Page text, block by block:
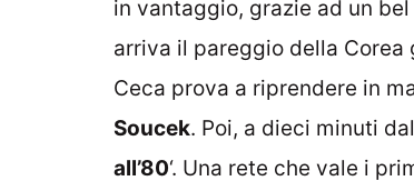
in vantaggio, grazie ad un
arriva il pareggio della Corea
Ceca prova a riprendere in
Soucek. Poi, a dieci minuti
all’80‘. Una rete che vale i